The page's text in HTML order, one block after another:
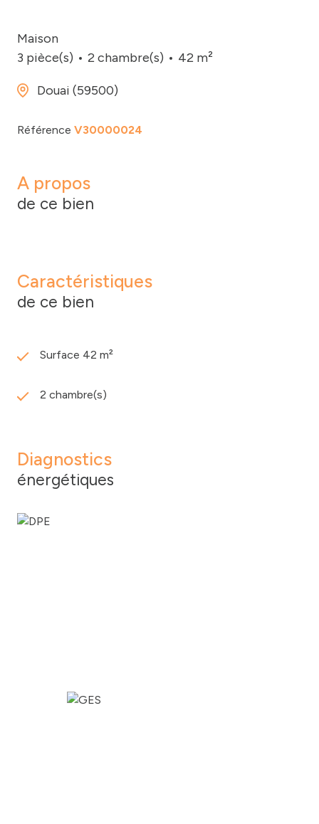
Maison
3 pièce(s)
2 chambre(s) 42 m²
Douai (59500)
Référence V30000024
A propos
de ce bien
Caractéristiques
de ce bien
Surface 42 m²
2 chambre(s)
Diagnostics
énergétiques